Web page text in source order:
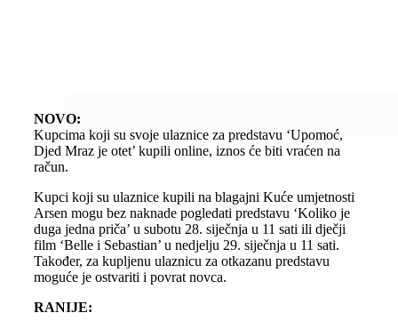
NOVO:
Kupcima koji su svoje ulaznice za predstavu ‘Upomoć,
Djed Mraz je otet’ kupili online, iznos će biti vraćen na
račun.
Kupci koji su ulaznice kupili na blagajni Kuće umjetnosti
Arsen mogu bez naknade pogledati predstavu ‘Koliko je
duga jedna priča’ u subotu 28. siječnja u 11 sati ili dječji
film ‘Belle i Sebastian’ u nedjelju 29. siječnja u 11 sati.
Također, za kupljenu ulaznicu za otkazanu predstavu
moguće je ostvariti i povrat novca.
RANIJE: